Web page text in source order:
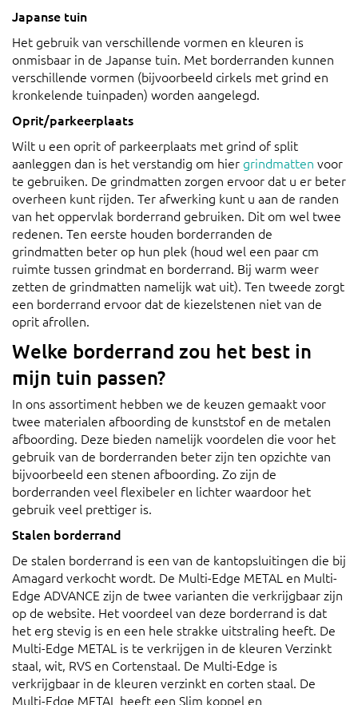
Japanse tuin
Het gebruik van verschillende vormen en kleuren is
onmisbaar in de Japanse tuin. Met borderranden kunnen
verschillende vormen (bijvoorbeeld cirkels met grind en
kronkelende tuinpaden) worden aangelegd.
Oprit/parkeerplaats
Wilt u een oprit of parkeerplaats met grind of split
aanleggen dan is het verstandig om hier grindmatten voor
te gebruiken. De grindmatten zorgen ervoor dat u er beter
overheen kunt rijden. Ter afwerking kunt u aan de randen
van het oppervlak borderrand gebruiken. Dit om wel twee
redenen. Ten eerste houden borderranden de
grindmatten beter op hun plek (houd wel een paar cm
ruimte tussen grindmat en borderrand. Bij warm weer
zetten de grindmatten namelijk wat uit). Ten tweede zorgt
een borderrand ervoor dat de kiezelstenen niet van de
oprit afrollen.
Welke borderrand zou het best in
mijn tuin passen?
In ons assortiment hebben we de keuzen gemaakt voor
twee materialen afboording de kunststof en de metalen
afboording. Deze bieden namelijk voordelen die voor het
gebruik van de borderranden beter zijn ten opzichte van
bijvoorbeeld een stenen afboording. Zo zijn de
borderranden veel flexibeler en lichter waardoor het
gebruik veel prettiger is.
Stalen borderrand
De stalen borderrand is een van de kantopsluitingen die bij
Amagard verkocht wordt. De Multi-Edge METAL en Multi-
Edge ADVANCE zijn de twee varianten die verkrijgbaar zijn
op de website. Het voordeel van deze borderrand is dat
het erg stevig is en een hele strakke uitstraling heeft. De
Multi-Edge METAL is te verkrijgen in de kleuren Verzinkt
staal, wit, RVS en Cortenstaal. De Multi-Edge is
verkrijgbaar in de kleuren verzinkt en corten staal. De
Multi-Edge METAL heeft een Slim koppel en